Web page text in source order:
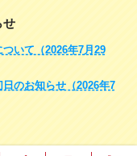
せ
いて（2026年7月29
のお知らせ（2026年7